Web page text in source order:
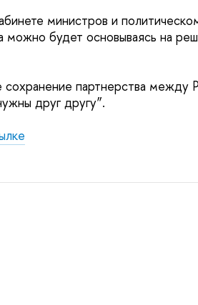
министров и
будет основываясь на
партнерства между
друг другу”.